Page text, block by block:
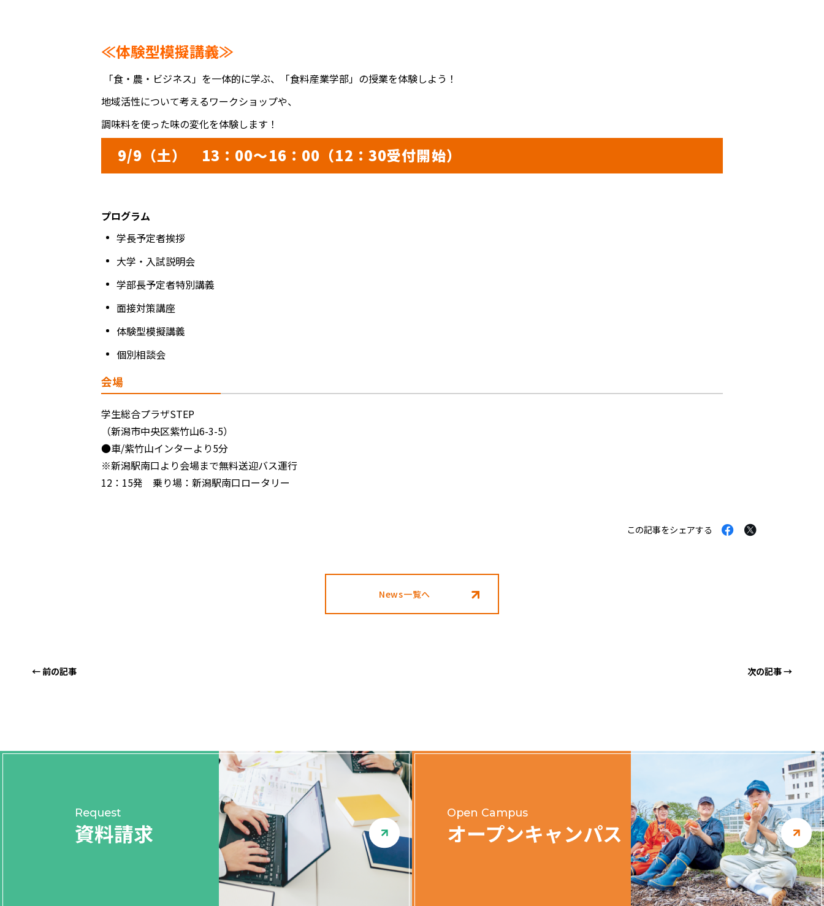
≪体験型模擬講義≫
「食・農・ビジネス」を一体的に学ぶ、「食料産業学部」の授業を体験しよう！
地域活性について考えるワークショップや、
調味料を使った味の変化を体験します！
9/9（土） 13：00〜16：00（12：30受付開始）
プログラム
学長予定者挨拶
大学・入試説明会
学部長予定者特別講義
面接対策講座
体験型模擬講義
個別相談会
会場
学生総合プラザSTEP
（新潟市中央区紫竹山6-3-5）
●車/紫竹山インターより5分
※新潟駅南口より会場まで無料送迎バス運行
12：15発 乗り場：新潟駅南口ロータリー
この記事をシェアする
FacebookTwitter
News一覧へ
← 前の記事 次の記事 →
Request
資料請求
Open Campus
オープンキャンパス